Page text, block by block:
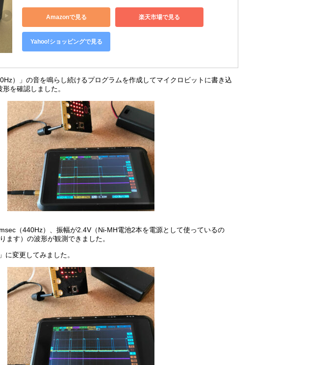
Amazonで見る 楽天市場で見る
Yahoo!ショッピングで見る
）」の音を鳴らし続けるプログラムを作成してマイクロビットに書き込
を確認しました。
（440Hz）、振幅が2.4V（Ni-MH電池2本を電源として使っているの
ます）の波形が観測できました。
に変更してみました。